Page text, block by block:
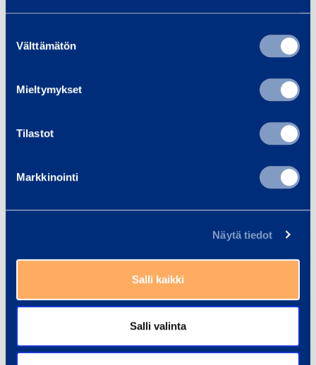
valinta
Välttämätön
Mieltymykset
Tilastot
Markkinointi
Näytä tiedot
Salli kaikki
Salli valinta
Trainings
View all trainings